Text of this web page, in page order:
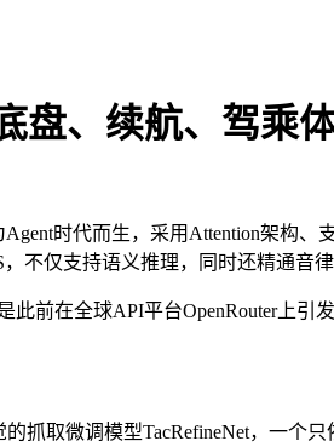
盘、续航、驾乘
时代而生，采用Attention架构
不仅支持语义推理，同时还精通音律
前在全球API平台OpenRouter上
抓取微调模型TacRefineNet，一个